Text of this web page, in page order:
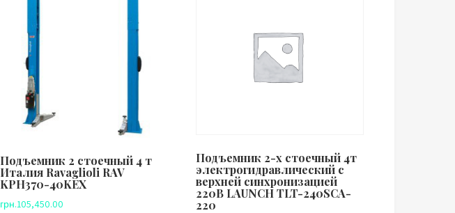
Подъемник 2 стоечный 4 т
Италия Ravaglioli RAV
KPH370-40KEX
грн.105,450.00
Подъемник 2-х стоечный 4т
электрогидравлический с
верхней синхронизацией
220В LAUNCH TLT-240SCA-
220